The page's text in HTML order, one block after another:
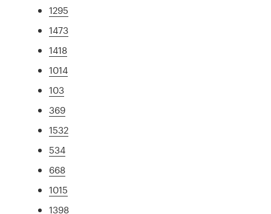
1295
1473
1418
1014
103
369
1532
534
668
1015
1398